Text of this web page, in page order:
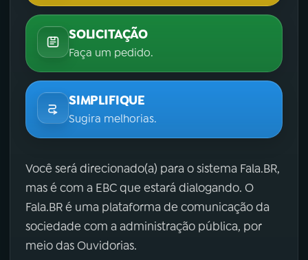
SOLICITAÇÃO
Faça um pedido.
SIMPLIFIQUE
Sugira melhorias.
Você será direcionado(a) para o sistema Fala.BR,
mas é com a EBC que estará dialogando. O
Fala.BR é uma plataforma de comunicação da
sociedade com a administração pública, por
meio das Ouvidorias.